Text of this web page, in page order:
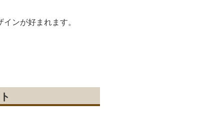
ンが好まれます。